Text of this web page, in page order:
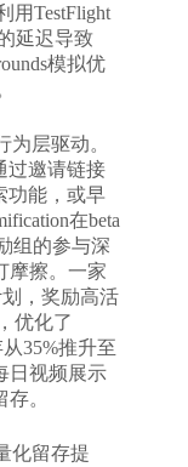
用TestFlight
延迟导致
模拟优
为层驱动。
过邀请链接
功能，或早
在beta
组的参与深
摩擦。一家
划，奖励高活
优化了
35%推升至
日视频展示
。
化留存提